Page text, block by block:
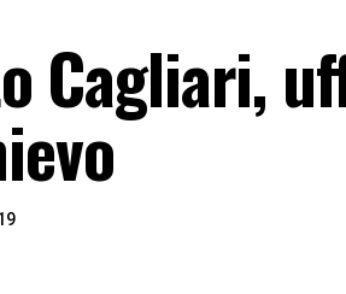
Cagliari,